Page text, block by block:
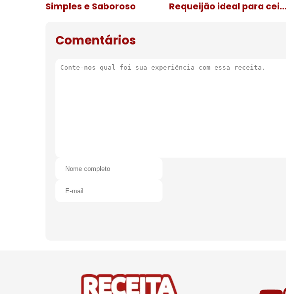
Simples e Saboroso
Requeijão ideal para ceia
Comentários